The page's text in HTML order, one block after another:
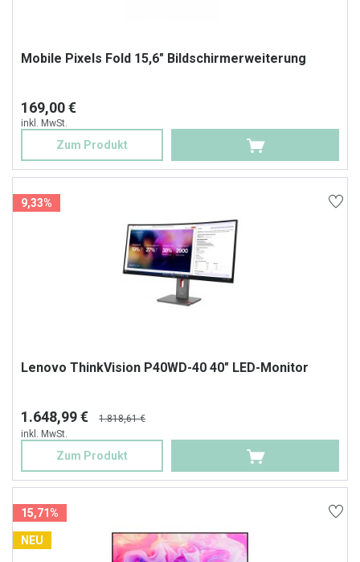
Mobile Pixels Fold 15,6" Bildschirmerweiterung
169,00 €
inkl. MwSt.
Zum Produkt
9,33%
Lenovo ThinkVision P40WD-40 40" LED-Monitor
1.648,99 €
1.818,61 €
inkl. MwSt.
Zum Produkt
15,71%
NEU